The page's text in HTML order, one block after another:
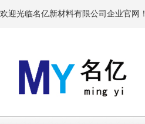
欢迎光临名亿新材料有限公司企业官网！